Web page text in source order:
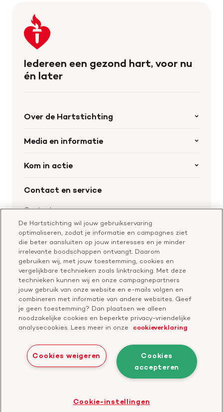
Keer
terug
naar
homepage
Iedereen een gezond hart, voor nu
én later
Over de Hartstichting
Organisatie
Werken bij de Hartstichting
Media en informatie
Nieuws
Materialen bestellen
Aanmelden nieuwsbrief
Kom in actie
Word collectant
Leer reanimeren
Geef ter nagedachtenis
Start een actie
Contact en service
Contactgegevens
Bel of chat met een voorlichter
Vragen over donateurschap
Klachtenformulier
Check je gesprek
Doneer
Bezoek
onze
Facebook
Bezoek
ons
YouTube
Bezoek
onze
LinkedIn
Bezoek
onze
TikTok
profiel
Bezoek
onze
Twitter
profiel
Bezoek
onze
Threads
profiel
Privacyverklaring
Bezoek
De Hartstichting wil jouw gebruikservaring
optimaliseren, zodat je informatie en campagnes ziet
die beter aansluiten op jouw interesses en je minder
irrelevante boodschappen ontvangt. Daarom
gebruiken wij, met jouw toestemming, cookies en
vergelijkbare technieken zoals linktracking. Met deze
technieken kunnen wij en onze campagnepartners
jouw gebruik van onze website en e-mails volgen en
combineren met informatie van andere websites. Geef
je geen toestemming? Dan plaatsen we alleen
noodzakelijke cookies en beperkte privacy-vriendelijke
analysecookies. Lees meer in onze
cookieverklaring
Cookies
accepteren
Cookies weigeren
Cookie-instellingen